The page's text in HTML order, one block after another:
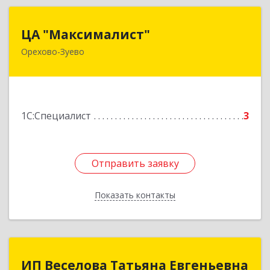
ЦА "Максималист"
Орехово-Зуево
1С:Специалист 3
Отправить заявку
Показать контакты
142600, Московская обл, Орехово-Зуево г,
Отправить заявку
Назад
ИП Веселова Татьяна Евгеньевна